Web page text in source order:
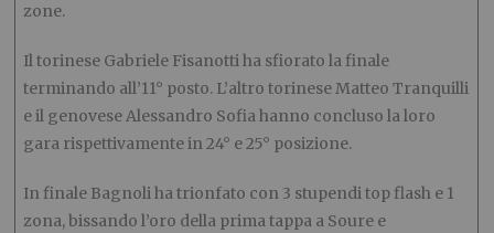
zone.
Il torinese Gabriele Fisanotti ha sfiorato la finale
terminando all’11° posto. L’altro torinese Matteo Tranquilli
e il genovese Alessandro Sofia hanno concluso la loro
gara rispettivamente in 24° e 25° posizione.
In finale Bagnoli ha trionfato con 3 stupendi top flash e 1
zona, bissando l’oro della prima tappa a Soure e